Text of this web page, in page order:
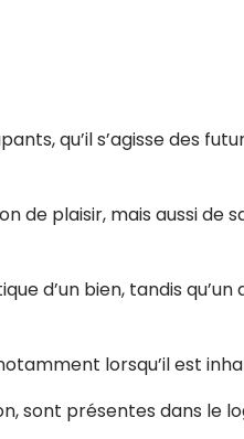
qu’il s’agisse des
de plaisir, mais aussi de
d’un bien, tandis qu’un
lorsqu’il est
sont présentes dans le